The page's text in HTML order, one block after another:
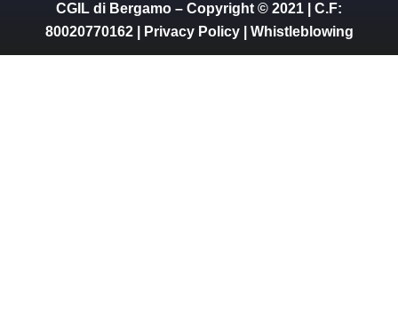
CGIL di Bergamo – Copyright © 2021 | C.F:
80020770162 |
Privacy Policy| Whistleblowing